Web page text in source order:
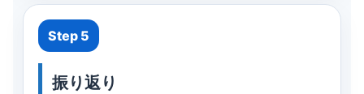
Step 5
振り返り